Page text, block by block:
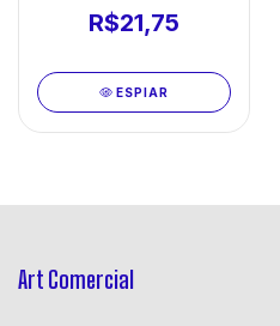
R$21,75
ESPIAR
Art Comercial